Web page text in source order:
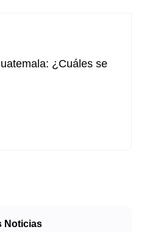
¿Cuáles se
Noticias